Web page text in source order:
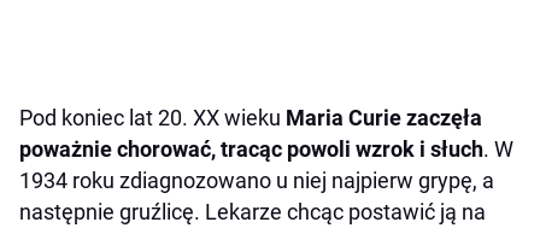
Pod koniec lat 20. XX wieku Maria Curie zaczęła
poważnie chorować, tracąc powoli wzrok i słuch. W
1934 roku zdiagnozowano u niej najpierw grypę, a
następnie gruźlicę. Lekarze chcąc postawić ją na